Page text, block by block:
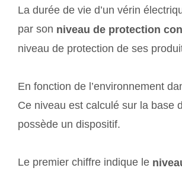
La durée de vie d’un vérin
par son niveau de protection
niveau de protection de ses
En fonction de l’environnement
Ce niveau est calculé sur la base
possède un dispositif.
Le premier chiffre indique le